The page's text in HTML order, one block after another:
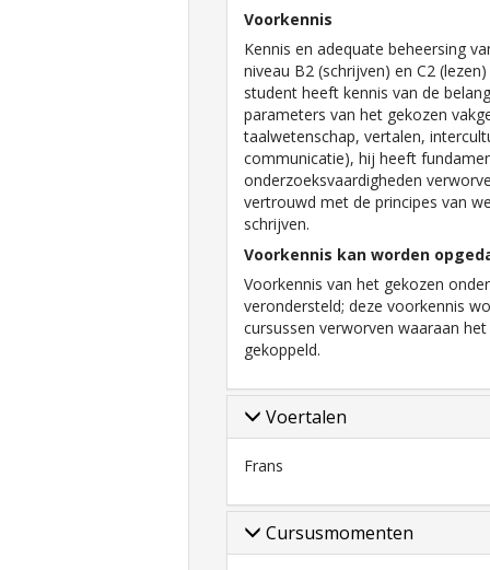
Voorkennis
Kennis en adequate beheersing
niveau B2 (schrijven) en C2
student heeft kennis van de
parameters van het gekozen
taalwetenschap, vertalen,
communicatie), hij heeft
onderzoeksvaardigheden
vertrouwd met de principes van
schrijven.
Voorkennis kan worden
Voorkennis van het gekozen
verondersteld; deze voorkennis
cursussen verworven waaraan
gekoppeld.
Voertalen
Frans
Cursusmomenten